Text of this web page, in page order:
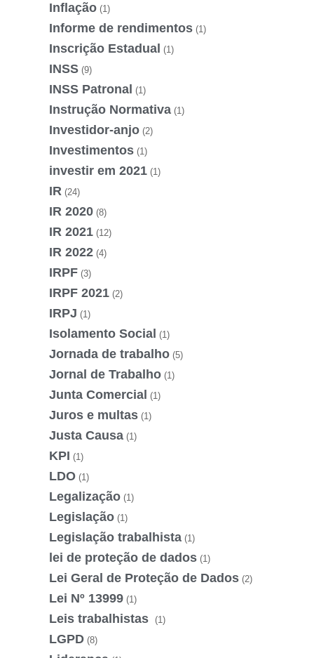
Inflação (1)
Informe de rendimentos (1)
Inscrição Estadual (1)
INSS (9)
INSS Patronal (1)
Instrução Normativa (1)
Investidor-anjo (2)
Investimentos (1)
investir em 2021 (1)
IR (24)
IR 2020 (8)
IR 2021 (12)
IR 2022 (4)
IRPF (3)
IRPF 2021 (2)
IRPJ (1)
Isolamento Social (1)
Jornada de trabalho (5)
Jornal de Trabalho (1)
Junta Comercial (1)
Juros e multas (1)
Justa Causa (1)
KPI (1)
LDO (1)
Legalização (1)
Legislação (1)
Legislação trabalhista (1)
lei de proteção de dados (1)
Lei Geral de Proteção de Dados (2)
Lei Nº 13999 (1)
Leis trabalhistas (1)
LGPD (8)